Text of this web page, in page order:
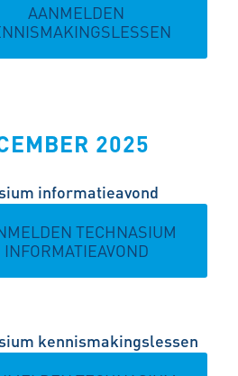
AANMELDEN
2025
informatieavond
TECHNASIUM
INFORMATIEAVOND
kennismakingslessen